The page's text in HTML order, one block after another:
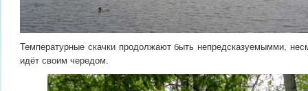
Температурные скачки продолжают быть непредсказуемымми,
идёт своим чередом.